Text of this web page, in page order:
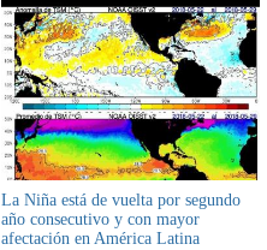
La Niña está de vuelta por segundo
año consecutivo y con mayor
afectación en América Latina